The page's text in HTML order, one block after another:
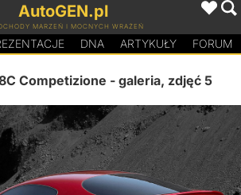
AutoGEN.pl
MARZEŃ I MOCNYCH WRAŻEŃ
DNA ARTYKUŁY FORUM
Competizione - galeria, zdjęć 5